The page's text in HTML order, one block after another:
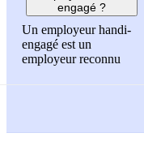
engagé ?
Un employeur handi-
engagé est un
employeur reconnu